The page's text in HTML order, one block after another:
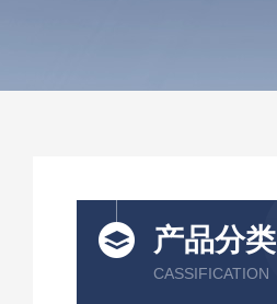
产品分类
CASSIFICATION